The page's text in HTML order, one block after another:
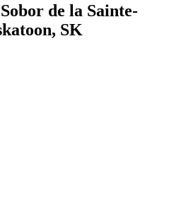
de la Sainte-
SK